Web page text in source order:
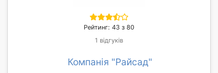
Рейтинг: 43 з 80
1 відгуків
Компанія "Райсад"